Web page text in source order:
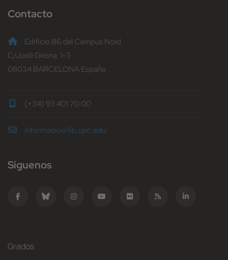
Contacto
Edificio B6 del Campus Nord
C/Jordi Girona, 1-3
08034 BARCELONA España
(+34) 93 401 70 00
informacio@fib.upc.edu
Síguenos
Grados